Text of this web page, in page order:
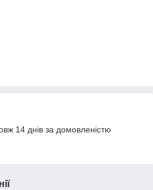
14 днів за домовленістю